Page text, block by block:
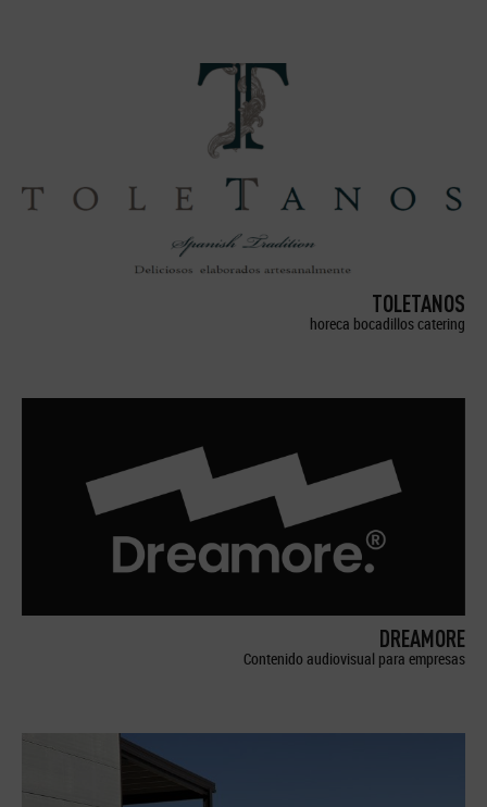
TOLETANOS
horeca bocadillos catering
DREAMORE
Contenido audiovisual para empresas